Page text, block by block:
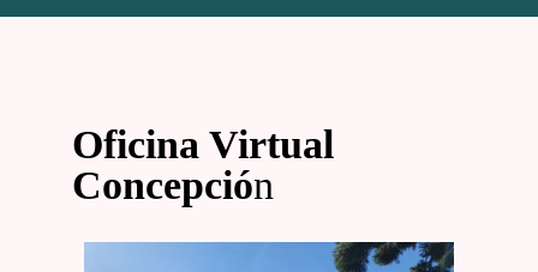
Oficina Virtual
Concepción